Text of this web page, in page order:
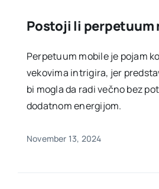
Postoji li perpetuum
Perpetuum mobile je pojam
vekovima intrigira, jer
bi mogla da radi večno bez
dodatnom energijom.
November 13, 2024